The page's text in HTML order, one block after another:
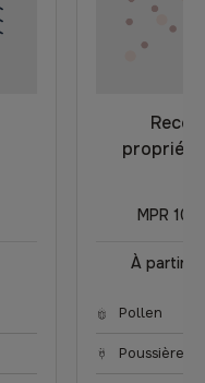
MPR
À partir
Pollen
Poussière